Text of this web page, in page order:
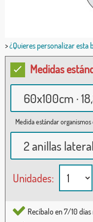
>¿Quieres personalizar esta
Medidas
60x100cm ·
Medida estándar
2 anillas
Unidades:
Recíbalo en 7/10